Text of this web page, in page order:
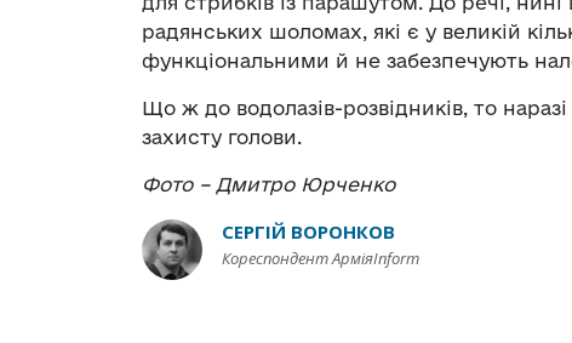
радянських шоломах, які є у великій
функціональними й не забезпечують
Що ж до водолазів-розвідників, то
захисту голови.
Фото – Дмитро Юрченко
СЕРГІЙ ВОРОНКОВ
Кореспондент АрміяInform